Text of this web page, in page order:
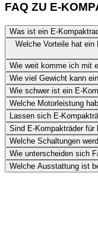
FAQ ZU E-
Was ist ein E-
Welche Vorteile hat ein
Wie weit komme ich mit
Wie viel Gewicht kann
Wie schwer ist ein E-
Welche Motorleistung
Lassen sich E-
Sind E-Kompakträder für
Welche Schaltungen
Wie unterscheiden sich
Welche Ausstattung ist